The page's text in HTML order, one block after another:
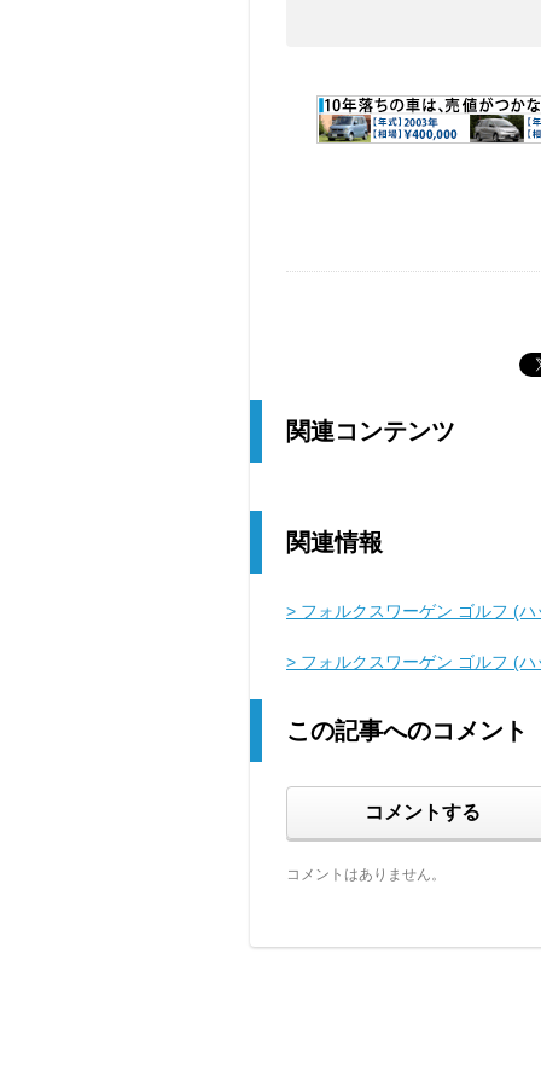
関連コンテンツ
関連情報
> フォルクスワーゲン ゴルフ (
> フォルクスワーゲン ゴルフ (
この記事へのコメント
コメントする
コメントはありません。